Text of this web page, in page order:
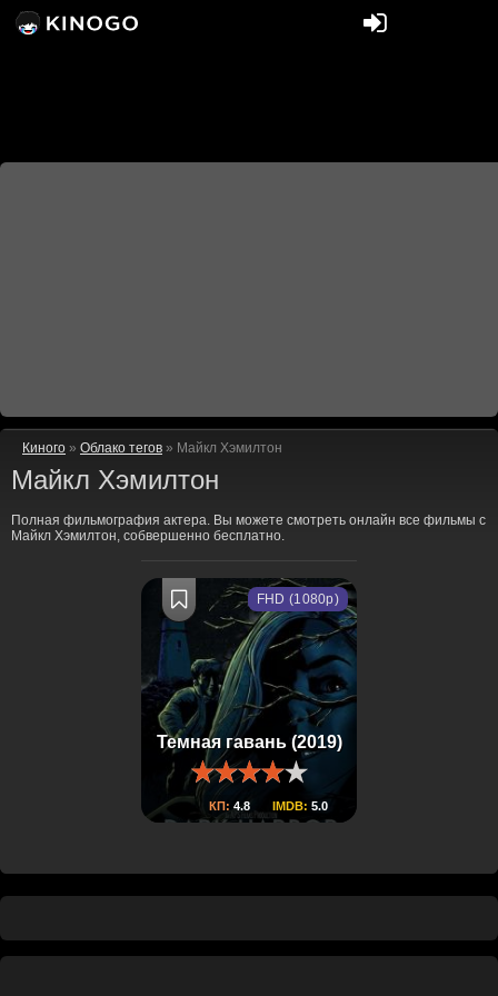
Киного » Облако тегов » Майкл Хэмилтон
Майкл Хэмилтон
Полная фильмография актера. Вы можете смотреть онлайн все фильмы с
Майкл Хэмилтон, собвершенно бесплатно.
Темная гавань (2019)
КП: 4.8 IMDB: 5.0
FHD (1080p)